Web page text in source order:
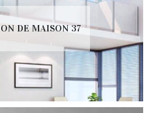
DE MAISON 37